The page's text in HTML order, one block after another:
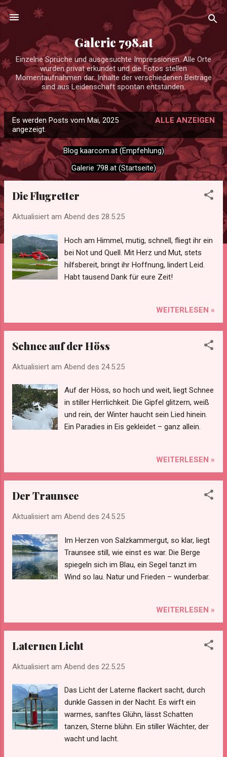
Direkt zum Hauptbereich
Galerie 798.at
Einzelne Sprüche und ausgesuchte Impressionen. Alle Orte
wurden privat erkundet und die Fotos stellen
Momentaufnahmen dar. Inhalte der verschiedenen Beiträge
sind aus Leidenschaft spontan entstanden.
o
s
t
s
Es werden Posts vom Mai, 2025
angezeigt.
ALLE ANZEIGEN
Blog kaarcom.at (Empfehlung)
Galerie 798.at (Startseite)
Die Flugretter
Aktualisiert am Abend des 28.5.25
Hoch am Himmel, mutig, schnell, fliegt ihr ein
bei Not und Quell. Mit Herz und Mut, stets
hilfsbereit, bringt ihr Hoffnung, lindert Leid.
Habt tausend Dank für eure Zeit!
WEITERLESEN »
Schnee auf der Höss
Aktualisiert am Abend des 24.5.25
Auf der Höss, so hoch und weit, liegt Schnee
in stiller Herrlichkeit. Die Gipfel glitzern, weiß
und rein, der Winter haucht sein Lied hinein.
Ein Paradies in Eis gekleidet – ganz allein.
WEITERLESEN »
Der Traunsee
Aktualisiert am Abend des 24.5.25
Im Herzen von Salzkammergut, so klar, liegt
Traunsee still, wie einst es war. Die Berge
spiegeln sich im Blau, ein Segel tanzt im
Wind so lau. Natur und Frieden – wunderbar.
WEITERLESEN »
Laternen Licht
Aktualisiert am Abend des 22.5.25
Das Licht der Laterne flackert sacht, durch
dunkle Gassen in der Nacht. Es wirft ein
warmes, sanftes Glühn, lässt Schatten
tanzen, Sterne blühn. Ein stiller Wächter, der
wacht und lacht.